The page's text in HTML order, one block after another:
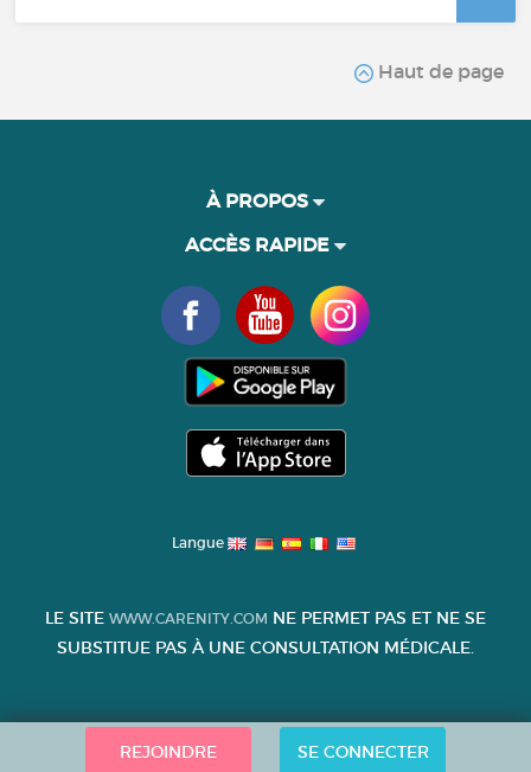
Haut de page
REJOINDRE SE CONNECTER
À PROPOS
ACCÈS RAPIDE
Langue
LE SITE WWW.CARENITY.COM NE PERMET PAS ET NE SE
SUBSTITUE PAS À UNE CONSULTATION MÉDICALE.